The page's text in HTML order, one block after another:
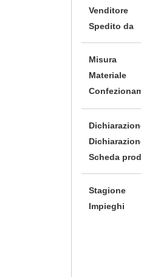
Venditore
Spedito da
Misura
Materiale
Scheda
Stagione
Impieghi